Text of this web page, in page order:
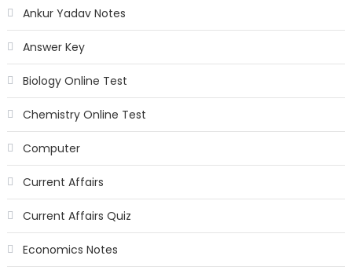
Ankur Yadav Notes
Answer Key
Biology Online Test
Chemistry Online Test
Computer
Current Affairs
Current Affairs Quiz
Economics Notes